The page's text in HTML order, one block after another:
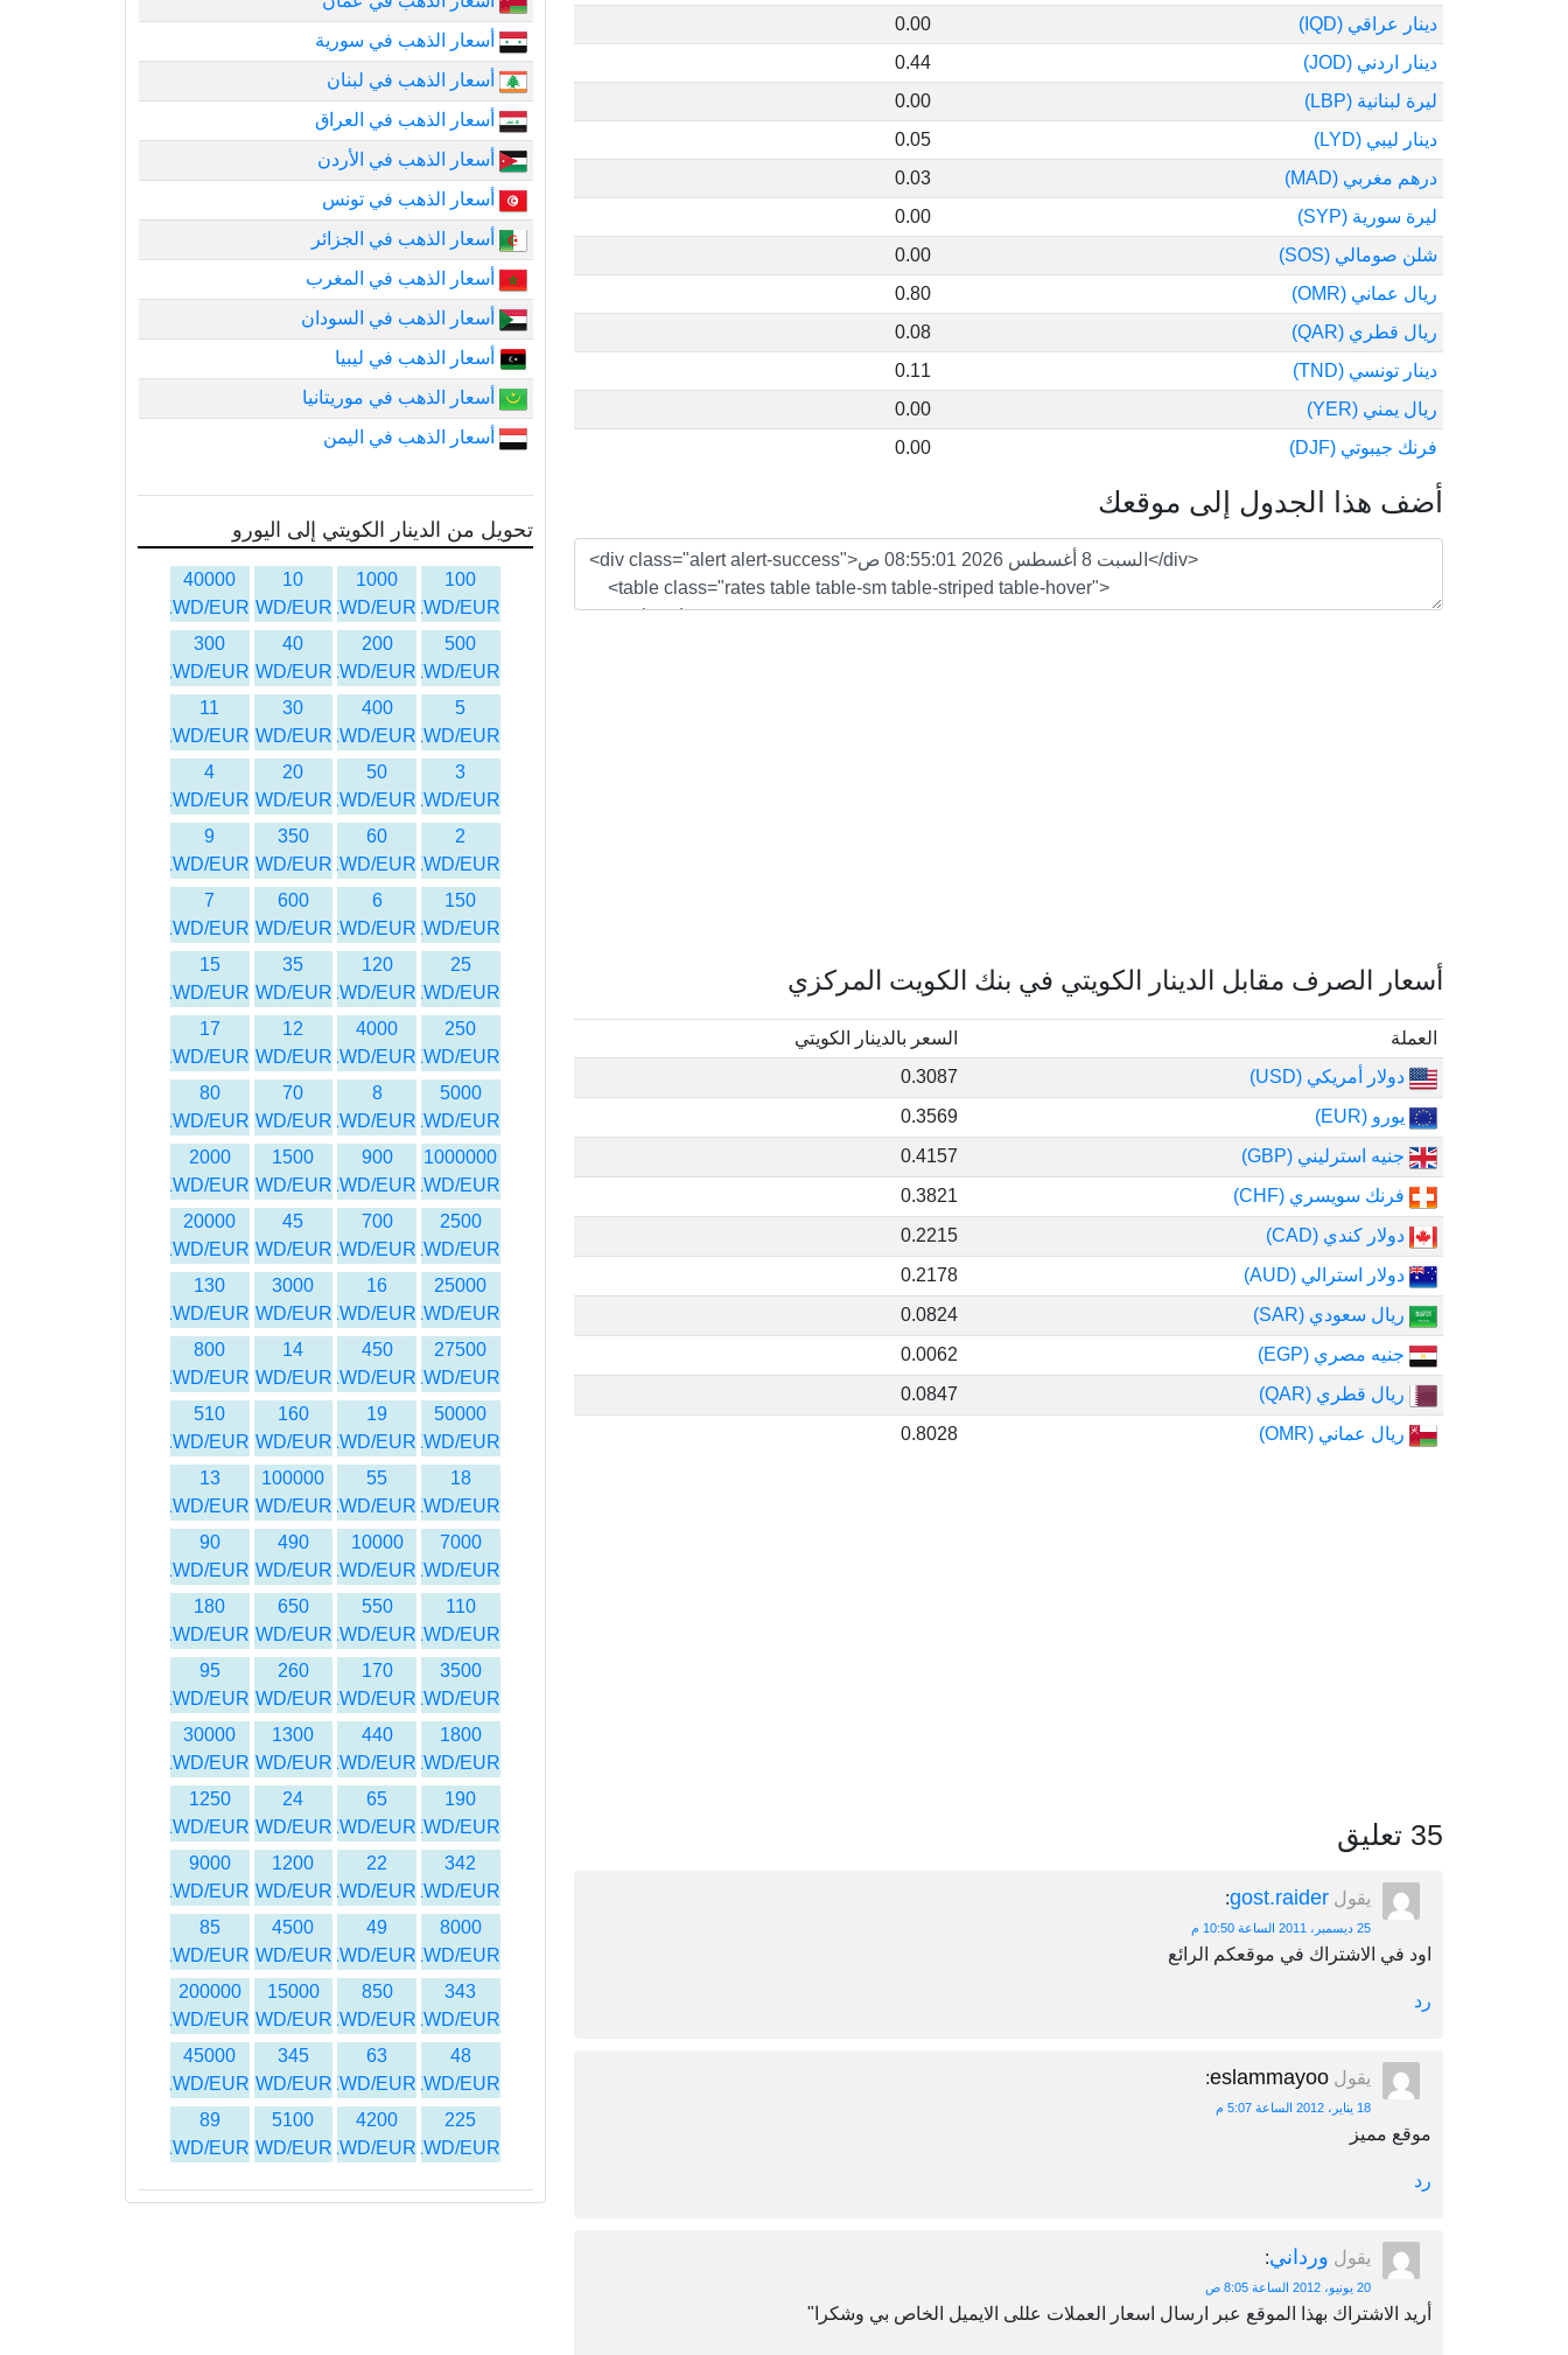
دينار عراقي (IQD)
0.00
دينار اردني (JOD)
0.44
ليرة لبنانية (LBP)
0.00
دينار ليبي (LYD)
0.05
درهم مغربي (MAD)
0.03
ليرة سورية (SYP)
0.00
شلن صومالي (SOS)
0.00
ريال عماني (OMR)
0.80
ريال قطري (QAR)
0.08
دينار تونسي (TND)
0.11
ريال يمني (YER)
0.00
فرنك جيبوتي (DJF)
0.00
أضف هذا الجدول إلى موقعك
أسعار الصرف مقابل الدينار الكويتي في بنك الكويت المركزي
العملة
السعر بالدينار الكويتي
دولار أمريكي (USD)
0.3087
يورو (EUR)
0.3569
جنيه استرليني (GBP)
0.4157
فرنك سويسري (CHF)
0.3821
دولار كندي (CAD)
0.2215
دولار استرالي (AUD)
0.2178
ريال سعودي (SAR)
0.0824
جنيه مصري (EGP)
0.0062
ريال قطري (QAR)
0.0847
ريال عماني (OMR)
0.8028
35 تعليق
يقول gost.raider
:
25 ديسمبر، 2011 الساعة 10:50 م
اود في الاشتراك في موقعكم الرائع
رد
يقول eslammayoo
:
18 يناير، 2012 الساعة 5:07 م
موقع مميز
رد
يقول ورداني:
20 يونيو، 2012 الساعة 8:05 ص
أريد الاشتراك بهذا الموقع عبر ارسال اسعار العملات عللى الايميل الخاص بي وشكرا"
أسعار الذهب في سورية
أسعار الذهب في لبنان
أسعار الذهب في العراق
أسعار الذهب في الأردن
أسعار الذهب في تونس
أسعار الذهب في الجزائر
أسعار الذهب في المغرب
أسعار الذهب في السودان
أسعار الذهب في ليبيا
أسعار الذهب في موريتانيا
أسعار الذهب في اليمن
تحويل من الدينار الكويتي إلى اليورو
100
KWD/EUR
1000
KWD/EUR
10
KWD/EUR
40000
KWD/EUR
500
KWD/EUR
200
KWD/EUR
40
KWD/EUR
300
KWD/EUR
5
KWD/EUR
400
KWD/EUR
30
KWD/EUR
11
KWD/EUR
3
KWD/EUR
50
KWD/EUR
20
KWD/EUR
4
KWD/EUR
2
KWD/EUR
60
KWD/EUR
350
KWD/EUR
9
KWD/EUR
150
KWD/EUR
6
KWD/EUR
600
KWD/EUR
7
KWD/EUR
25
KWD/EUR
120
KWD/EUR
35
KWD/EUR
15
KWD/EUR
250
KWD/EUR
4000
KWD/EUR
12
KWD/EUR
17
KWD/EUR
5000
KWD/EUR
8
KWD/EUR
70
KWD/EUR
80
KWD/EUR
1000000
KWD/EUR
900
KWD/EUR
1500
KWD/EUR
2000
KWD/EUR
2500
KWD/EUR
700
KWD/EUR
45
KWD/EUR
20000
KWD/EUR
25000
KWD/EUR
16
KWD/EUR
3000
KWD/EUR
130
KWD/EUR
27500
KWD/EUR
450
KWD/EUR
14
KWD/EUR
800
KWD/EUR
50000
KWD/EUR
19
KWD/EUR
160
KWD/EUR
510
KWD/EUR
18
KWD/EUR
55
KWD/EUR
100000
KWD/EUR
13
KWD/EUR
7000
KWD/EUR
10000
KWD/EUR
490
KWD/EUR
90
KWD/EUR
110
KWD/EUR
550
KWD/EUR
650
KWD/EUR
180
KWD/EUR
3500
KWD/EUR
170
KWD/EUR
260
KWD/EUR
95
KWD/EUR
1800
KWD/EUR
440
KWD/EUR
1300
KWD/EUR
30000
KWD/EUR
190
KWD/EUR
65
KWD/EUR
24
KWD/EUR
1250
KWD/EUR
342
KWD/EUR
22
KWD/EUR
1200
KWD/EUR
9000
KWD/EUR
8000
KWD/EUR
49
KWD/EUR
4500
KWD/EUR
85
KWD/EUR
343
KWD/EUR
850
KWD/EUR
15000
KWD/EUR
200000
KWD/EUR
48
KWD/EUR
63
KWD/EUR
345
KWD/EUR
45000
KWD/EUR
225
KWD/EUR
4200
KWD/EUR
5100
KWD/EUR
89
KWD/EUR